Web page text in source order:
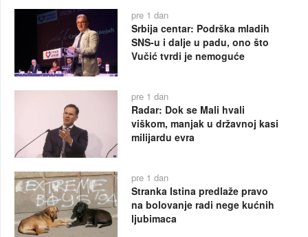
pre 1 dan
Srbija centar: Podrška mladih
SNS-u i dalje u padu, ono što
Vučić tvrdi je nemoguće
pre 1 dan
Radar: Dok se Mali hvali
viškom, manjak u državnoj kasi
milijardu evra
pre 1 dan
Stranka Istina predlaže pravo
na bolovanje radi nege kućnih
ljubimaca